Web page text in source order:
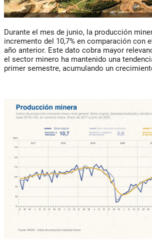
Durante el mes de junio, la producción
incremento del 10,7% en comparación con
año anterior. Este dato cobra mayor
el sector minero ha mantenido una
primer semestre, acumulando un